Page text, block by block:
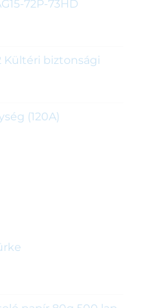
72P-73HD
Kültéri biztonsági
(120A)